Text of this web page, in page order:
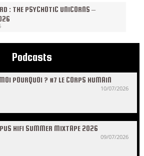
: THE PSYCHOTIC UNICORNS –
Podcasts
POURQUOI ? #7 LE CORPS HUMAIN
10/07/2026
HIFI SUMMER MIXTAPE 2026
09/07/2026